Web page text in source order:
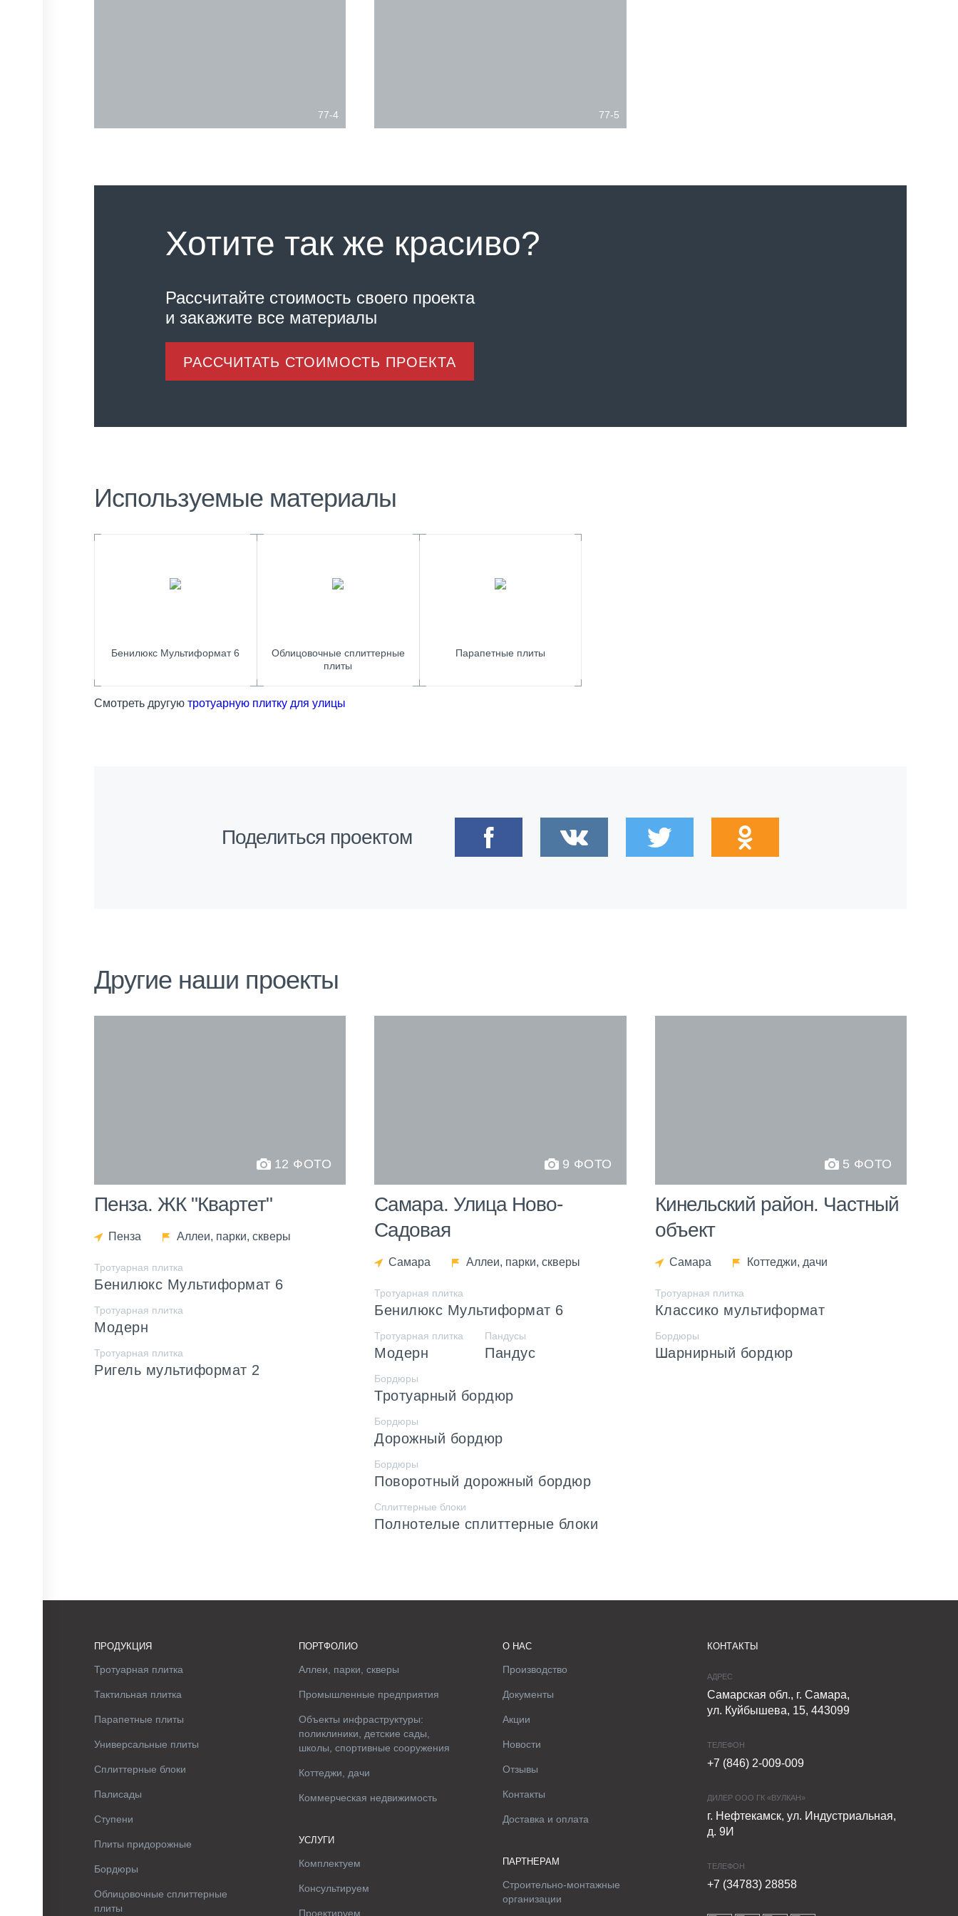
77-4 77-5
Хотите так же красиво?
Рассчитайте стоимость своего проекта
и закажите все материалы
РАССЧИТАТЬ СТОИМОСТЬ ПРОЕКТА
Используемые материалы
Бенилюкс Мультиформат 6
Облицовочные сплиттерные
плиты
Парапетные плиты
Смотреть другую тротуарную плитку для улицы
Поделиться проектом
Другие наши проекты
12 ФОТО
Пенза. ЖК "Квартет"
Пенза Аллеи, парки, скверы
Тротуарная плитка
Бенилюкс Мультиформат 6
Тротуарная плитка
Модерн
Тротуарная плитка
Ригель мультиформат 2
9 ФОТО
Самара. Улица Ново-
Садовая
Самара Аллеи, парки, скверы
Тротуарная плитка
Бенилюкс Мультиформат 6
Тротуарная плитка
Модерн
Пандусы
Пандус
Бордюры
Тротуарный бордюр
Бордюры
Дорожный бордюр
Бордюры
Поворотный дорожный бордюр
Сплиттерные блоки
Полнотелые сплиттерные блоки
5 ФОТО
Кинельский район. Частный
объект
Самара Коттеджи, дачи
Тротуарная плитка
Классико мультиформат
Бордюры
Шарнирный бордюр
ПРОДУКЦИЯ
Тротуарная плитка
Тактильная плитка
Парапетные плиты
Универсальные плиты
Сплиттерные блоки
Палисады
Ступени
Плиты придорожные
Бордюры
Облицовочные сплиттерные
плиты
ПОРТФОЛИО
Аллеи, парки, скверы
Промышленные предприятия
Объекты инфраструктуры:
поликлиники, детские сады,
школы, спортивные сооружения
Коттеджи, дачи
Коммерческая недвижимость
УСЛУГИ
Комплектуем
Консультируем
Проектируем
О НАС
Производство
Документы
Акции
Новости
Отзывы
Контакты
Доставка и оплата
ПАРТНЕРАМ
Строительно-монтажные
организации
КОНТАКТЫ
АДРЕС
Самарская обл., г. Самара,
ул. Куйбышева, 15, 443099
ТЕЛЕФОН
+7 (846) 2-009-009
ДИЛЕР ООО ГК «ВУЛКАН»
г. Нефтекамск, ул. Индустриальная,
д. 9И
ТЕЛЕФОН
+7 (34783) 28858